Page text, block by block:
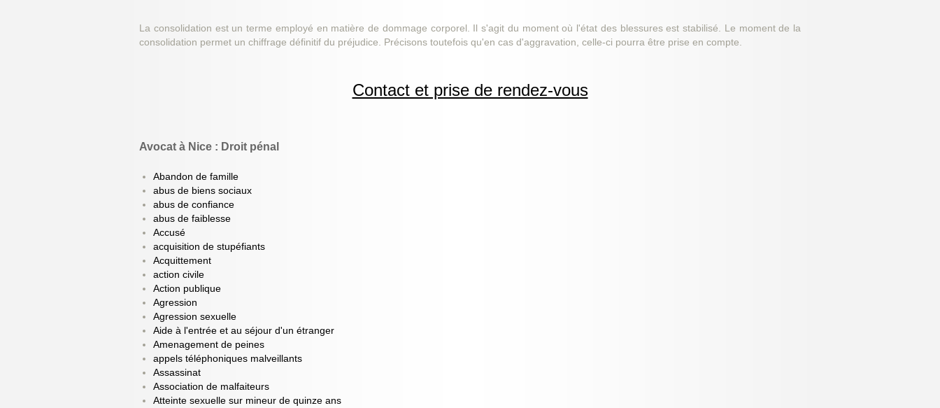
La consolidation est un terme employé en matière de dommage corporel. Il s'agit du moment où l'état des blessures est stabilisé. Le moment de la
consolidation permet un chiffrage définitif du préjudice. Précisons toutefois qu'en cas d'aggravation, celle-ci pourra être prise en compte.
Contact et prise de rendez-vous
Avocat à Nice : Droit pénal
Abandon de famille
abus de biens sociaux
abus de confiance
abus de faiblesse
Accusé
acquisition de stupéfiants
Acquittement
action civile
Action publique
Agression
Agression sexuelle
Aide à l'entrée et au séjour d'un étranger
Amenagement de peines
appels téléphoniques malveillants
Assassinat
Association de malfaiteurs
Atteinte sexuelle sur mineur de quinze ans